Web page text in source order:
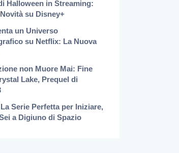
Halloween in Streaming:
su Disney+
un Universo
su Netflix: La Nuova
non Muore Mai: Fine
Lake, Prequel di
Serie Perfetta per Iniziare,
a Digiuno di Spazio